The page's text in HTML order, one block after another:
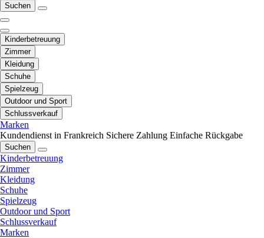
Suchen
Kinderbetreuung
Zimmer
Kleidung
Schuhe
Spielzeug
Outdoor und Sport
Schlussverkauf
Marken
Kundendienst in Frankreich Sichere Zahlung Einfache Rückgabe
Suchen
Kinderbetreuung
Zimmer
Kleidung
Schuhe
Spielzeug
Outdoor und Sport
Schlussverkauf
Marken